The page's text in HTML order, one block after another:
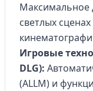
Максимальное
светлых
Игровые
DLG):
(ALLM) и